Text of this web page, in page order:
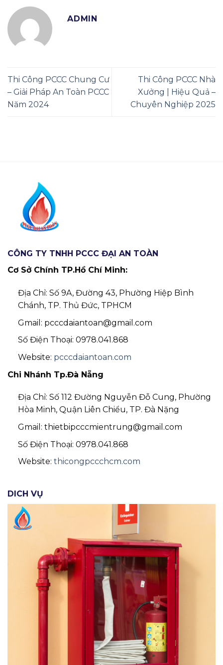
ADMIN
Thi Công PCCC Chung Cư
– Giải Pháp An Toàn PCCC
Năm 2024
Thi Công PCCC Nhà
Xưởng | Hiệu Quả –
Chuyên Nghiệp 2025
CÔNG TY TNHH PCCC ĐẠI AN TOÀN
Cơ Sở Chính TP.Hồ Chí Minh:
Địa Chỉ: Số 9A, Đường 43, Phường Hiệp Bình
Chánh, TP. Thủ Đức, TPHCM
Gmail: pcccdaiantoan@gmail.com
Số Điện Thoại: 0978.041.868
Website: pcccdaiantoan.com
Chi Nhánh Tp.Đà Nẵng
Địa Chỉ: Số 112 Đường Nguyễn Đỗ Cung, Phường
Hòa Minh, Quận Liên Chiểu, TP. Đà Nặng
Gmail: thietbipcccmientrung@gmail.com
Số Điện Thoại: 0978.041.868
Website: thicongpccchcm.com
DICH VỤ